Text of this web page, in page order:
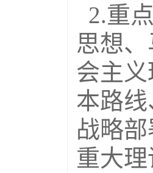
2.重
思想
会主
本路
战略
重大